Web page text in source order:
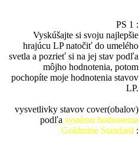
PS 1 :
Vyskúšajte si svoju najlepšie
hrajúcu LP natočiť do umelého
svetla a pozrieť si na jej stav podľa
môjho hodnotenia, potom
pochopíte moje hodnotenia stavov
LP.
vysvetlivky stavov cover(obalov)
podľa systému hodnotenia
Goldmine Standard :